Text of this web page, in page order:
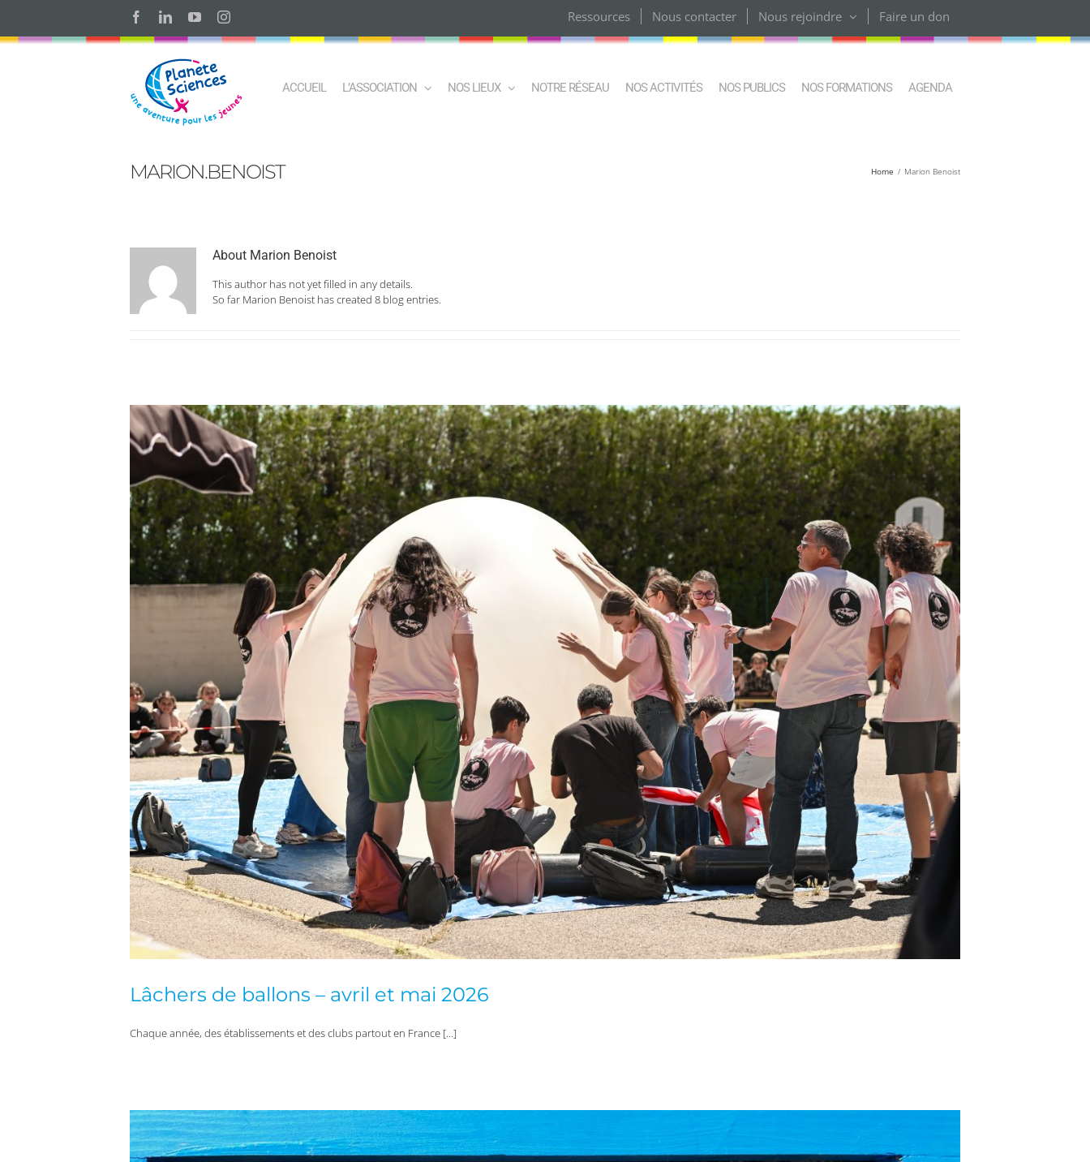
content
FacebookLinkedInYouTubeInstagram Ressources Nous contacter Nous rejoindre Faire un don
ACCUEIL L’ASSOCIATION NOS LIEUX NOTRE RÉSEAU NOS ACTIVITÉS NOS PUBLICS NOS FORMATIONS AGENDA
MARION.BENOIST Home Marion Benoist
About Marion Benoist
This author has not yet filled in any details.
So far Marion Benoist has created 8 blog entries.
Lâchers de ballons – avril et mai 2026
Chaque année, des établissements et des clubs partout en France […]